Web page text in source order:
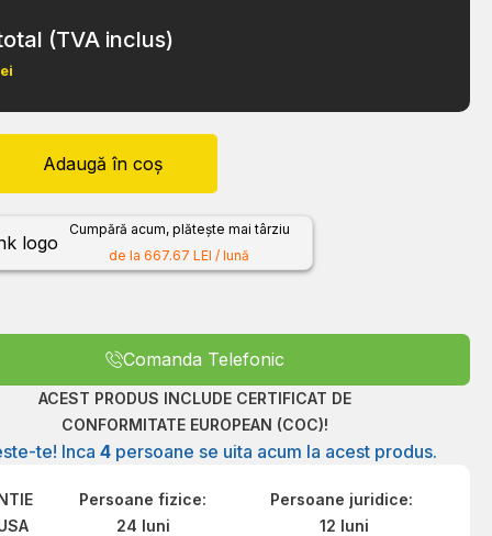
(TVA inclus)
Adaugă în coș
Cumpără acum, plătește mai târziu
de la 667.67 LEI / lună
Comanda Telefonic
ACEST PRODUS INCLUDE CERTIFICAT DE
CONFORMITATE EUROPEAN (COC)!
te! Inca4 persoane se uita acum la acest produs.
Persoane fizice:
24 luni
Persoane juridice:
12 luni